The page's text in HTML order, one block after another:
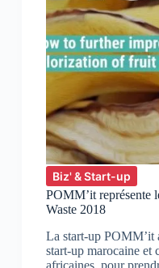
Biz' & Start-up
POMM’it représente
Waste 2018
La start-up POMM’it
start-up marocaine et
africaines, pour